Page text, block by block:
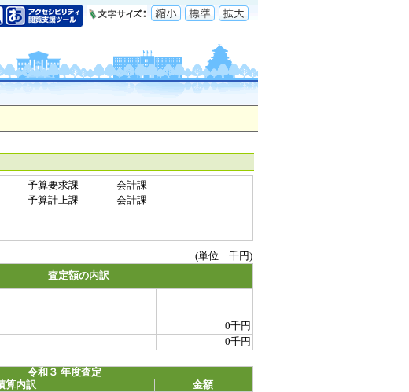
予算要求課
会計課
予算計上課
会計課
(単位 千円)
査定額の内訳
0千円
0千円
令和３ 年度査定
算内訳 金額